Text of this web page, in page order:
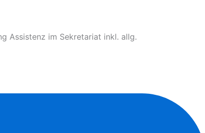
Assistenz im Sekretariat inkl. allg.